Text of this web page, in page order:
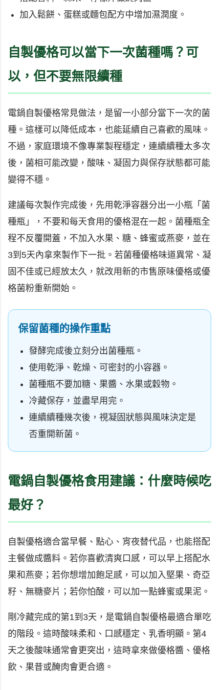
加入鬆餅、蛋糕或麵包配方中增加濕潤度。
自製優格可以當下一次菌種嗎？可
以，但不要無限續種
電鍋自製優格常見做法，是留一小部分當下一次的菌
種。這樣可以降低成本，也能延續自己喜歡的風味。
不過，家庭環境不像專業製程穩定，連續續種太多次
後，菌相可能改變，酸味、凝固力與保存狀態都可能
變得不穩。
建議每次製作完成後，先用乾淨容器分出一小瓶「菌
種瓶」，不要和每天食用的優格混在一起。菌種瓶全
程不反覆開蓋，不加入水果、糖、蜂蜜或燕麥，並在
3到5天內拿來製作下一批。若菌種優格味道異常、凝
固不佳或已經放太久，就改用新的市售原味優格或優
格菌粉重新開始。
保留菌種的操作重點
發酵完成後立刻分出菌種瓶。
使用乾淨、乾燥、可密封的小容器。
菌種瓶不要加糖、果醬、水果或穀物。
冷藏保存，並盡早用完。
連續續種幾次後，視凝固狀態與風味決定是
否重開新菌。
電鍋自製優格食用建議：什麼時候吃
最好？
自製優格適合當早餐、點心、宵夜替代品，也能搭配
主餐做成醬料。若你喜歡清爽口感，可以早上搭配水
果和燕麥；若你想增加飽足感，可以加入堅果、奇亞
籽、無糖麥片；若你怕酸，可以加一點蜂蜜或果泥。
剛冷藏完成的第1到3天，是電鍋自製優格最適合單吃
的階段。這時酸味柔和、口感穩定、乳香明顯。第4
天之後酸味通常會更突出，這時拿來做優格醬、優格
飲、果昔或醃肉會更合適。